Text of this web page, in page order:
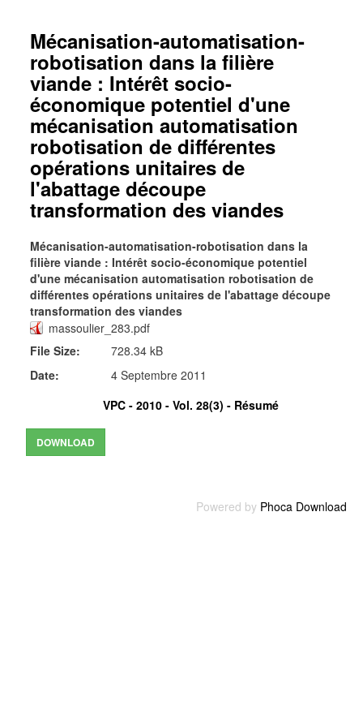
Mécanisation-automatisation-
robotisation dans la filière
viande : Intérêt socio-
économique potentiel d'une
mécanisation automatisation
robotisation de différentes
opérations unitaires de
l'abattage découpe
transformation des viandes
Mécanisation-automatisation-robotisation dans la
filière viande : Intérêt socio-économique potentiel
d'une mécanisation automatisation robotisation de
différentes opérations unitaires de l'abattage découpe
transformation des viandes
massoulier_283.pdf
File Size:
728.34 kB
Date:
4 Septembre 2011
VPC - 2010 - Vol. 28(3) - Résumé
Powered by Phoca Download